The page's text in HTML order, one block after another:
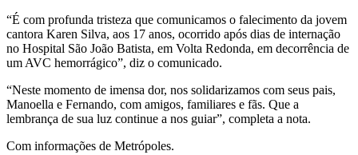
“É com profunda tristeza que comunicamos o falecimento da jovem
cantora Karen Silva, aos 17 anos, ocorrido após dias de internação
no Hospital São João Batista, em Volta Redonda, em decorrência de
um AVC hemorrágico”, diz o comunicado.
“Neste momento de imensa dor, nos solidarizamos com seus pais,
Manoella e Fernando, com amigos, familiares e fãs. Que a
lembrança de sua luz continue a nos guiar”, completa a nota.
Com informações de Metrópoles.